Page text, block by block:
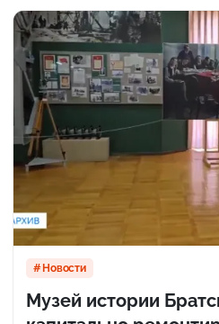
Новости
Музей истории